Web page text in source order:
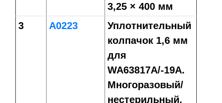
3,25 × 400 мм
3
A0223
Уплотнительный
колпачок 1,6 мм
для
WA63817A/-19A.
Многоразовый/
нестерильный,